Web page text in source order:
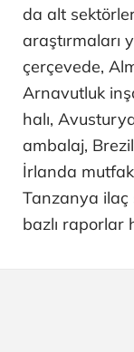
da alt
araştırmaları
çerçevede,
Arnavutluk
halı,
ambalaj,
İrlanda
Tanzanya
bazlı raporlar